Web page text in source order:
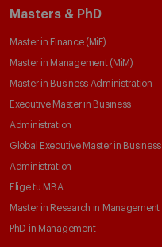
Masters & PhD
Master in Finance (MiF)
Master in Management (MiM)
Master in Business Administration
Executive Master in Business
Administration
Global Executive Master in Business
Administration
Elige tu MBA
Master in Research in Management
PhD in Management